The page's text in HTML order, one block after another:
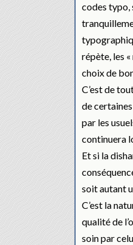
codes typo,
répète, les
choix de
C’est de
de
par les
continuera
Et si la
soit autant
C’est la
qualité de
soin par